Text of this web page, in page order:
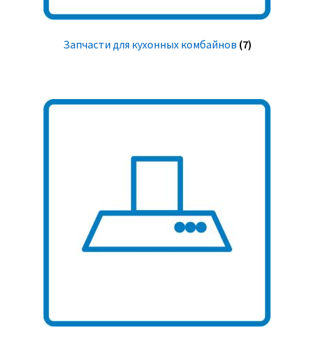
Запчасти для кухонных комбайнов (7)